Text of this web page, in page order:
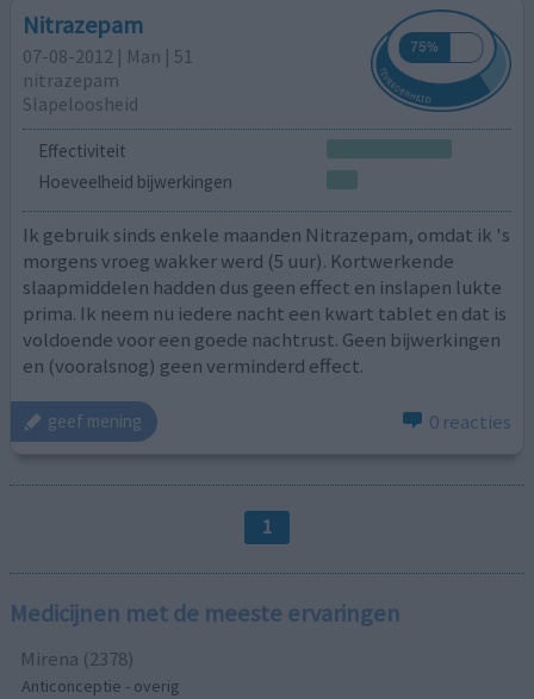
Nitrazepam
07-08-2012 | Man | 51
nitrazepam
Slapeloosheid
Effectiviteit
Hoeveelheid bijwerkingen
Ik gebruik sinds enkele maanden Nitrazepam, omdat ik 's
morgens vroeg wakker werd (5 uur). Kortwerkende
slaapmiddelen hadden dus geen effect en inslapen lukte
prima. Ik neem nu iedere nacht een kwart tablet en dat is
voldoende voor een goede nachtrust. Geen bijwerkingen
en (vooralsnog) geen verminderd effect.
geef mening 0 reacties
1
Medicijnen met de meeste ervaringen
Mirena (2378)
Anticonceptie - overig